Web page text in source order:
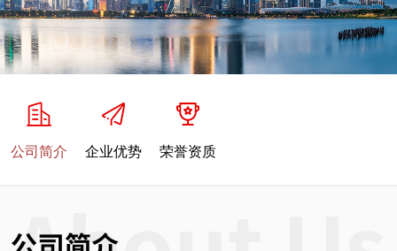
公司简介 企业优势 荣誉资质